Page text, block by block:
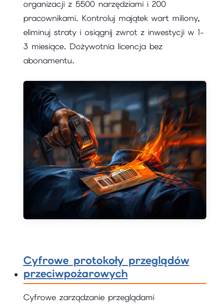
organizacji z 5500 narzędziami i 200
pracownikami. Kontroluj majątek wart miliony,
eliminuj straty i osiągnij zwrot z inwestycji w 1-
3 miesiące. Dożywotnia licencja bez
abonamentu.
Cyfrowe protokoły przeglądów
przeciwpożarowych
Cyfrowe zarządzanie przeglądami